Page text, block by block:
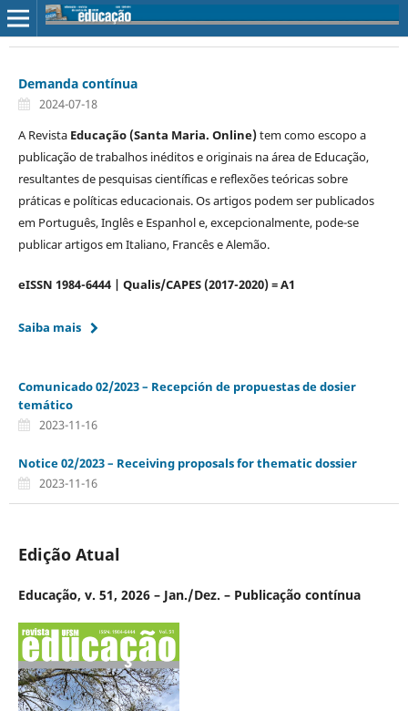
Demanda contínua
2024-07-18
A Revista Educação (Santa Maria. Online)tem como escopo a
publicação de trabalhos inéditos e originais na área de Educação,
resultantes de pesquisas científicas e reflexões teóricas sobre
práticas e políticas educacionais. Os artigos podem ser publicados
em Português, Inglês e Espanhol e, excepcionalmente, pode-se
publicar artigos em Italiano, Francês e Alemão.
eISSN 1984-6444 | Qualis/CAPES (2017-2020) = A1
Saiba mais
Comunicado 02/2023 – Recepción de propuestas de dosier
temático
2023-11-16
Notice 02/2023 – Receiving proposals for thematic dossier
2023-11-16
Edição Atual
Educação, v. 51, 2026 – Jan./Dez. – Publicação contínua